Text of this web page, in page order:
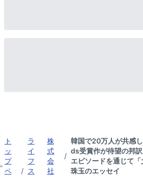
ト
ッ
プ
ペ
/
ラ
イ
フ
ス
株
式
会
社
/
韓国で20万人が共感
ds受賞作が待望の邦
エピソードを通じて
珠玉のエッセイ